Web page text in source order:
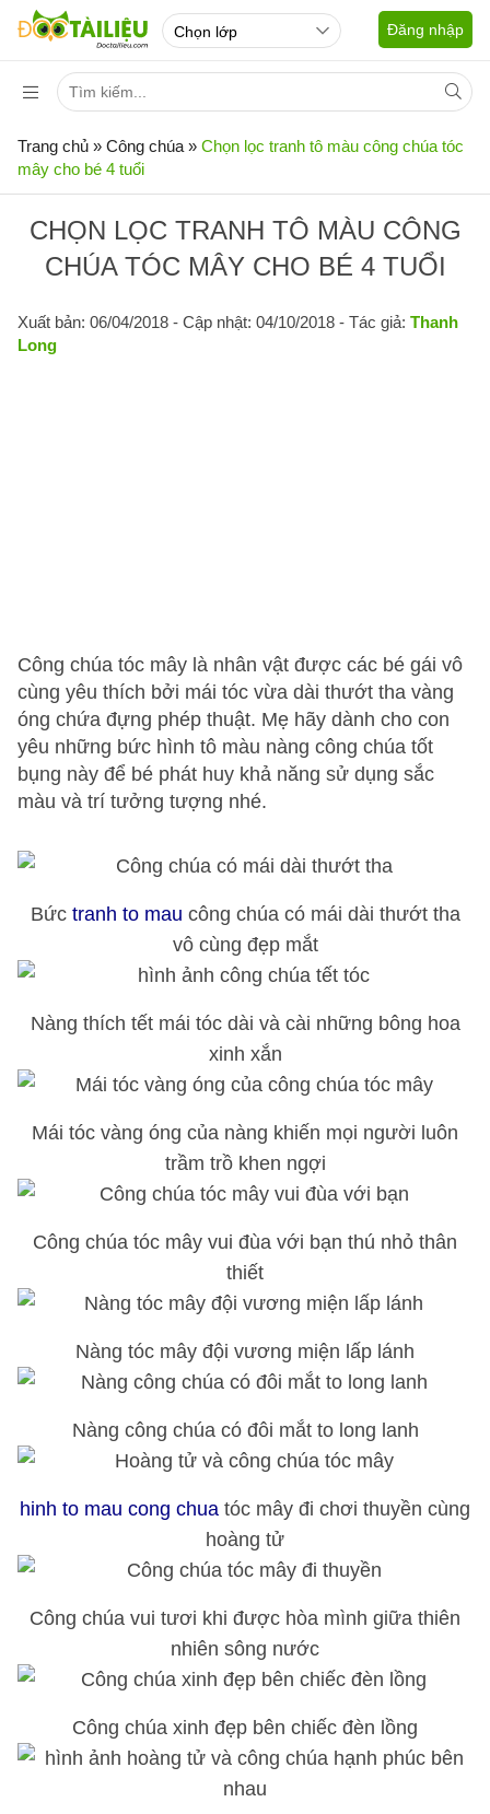
Đăng nhập
Trang chủ » Công chúa » Chọn lọc tranh tô màu công chúa tóc
mây cho bé 4 tuổi
CHỌN LỌC TRANH TÔ MÀU CÔNG
CHÚA TÓC MÂY CHO BÉ 4 TUỔI
Xuất bản: 06/04/2018 - Cập nhật: 04/10/2018 - Tác giả: Thanh
Long
Công chúa tóc mây là nhân vật được các bé gái vô
cùng yêu thích bởi mái tóc vừa dài thướt tha vàng
óng chứa đựng phép thuật. Mẹ hãy dành cho con
yêu những bức hình tô màu nàng công chúa tốt
bụng này để bé phát huy khả năng sử dụng sắc
màu và trí tưởng tượng nhé.
Bức tranh to mau công chúa có mái dài thướt tha
vô cùng đẹp mắt
Nàng thích tết mái tóc dài và cài những bông hoa
xinh xắn
Mái tóc vàng óng của nàng khiến mọi người luôn
trầm trồ khen ngợi
Công chúa tóc mây vui đùa với bạn thú nhỏ thân
thiết
Nàng tóc mây đội vương miện lấp lánh
Nàng công chúa có đôi mắt to long lanh
hinh to mau cong chua tóc mây đi chơi thuyền cùng
hoàng tử
Công chúa vui tươi khi được hòa mình giữa thiên
nhiên sông nước
Công chúa xinh đẹp bên chiếc đèn lồng